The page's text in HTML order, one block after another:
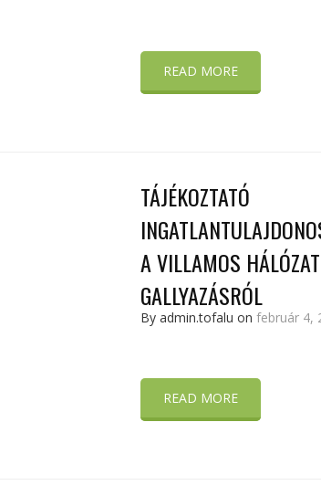
READ MORE
TÁJÉKOZTATÓ
A VILLAMOS
GALLYAZÁSRÓL
By admin.tofalu on február 4,
READ MORE